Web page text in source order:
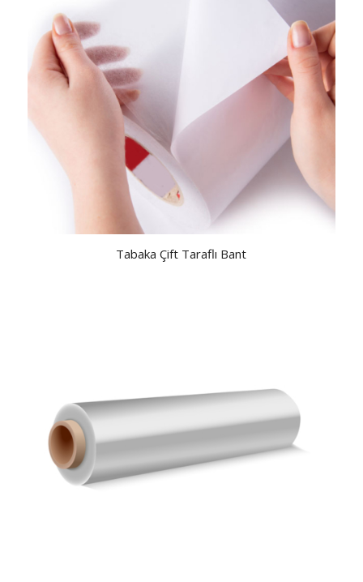
Tabaka Çift Taraflı Bant